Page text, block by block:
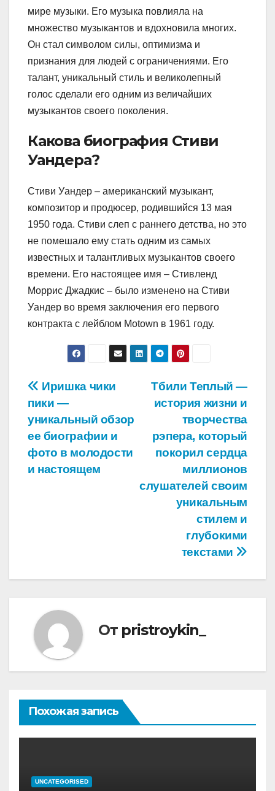
мире музыки. Его музыка повлияла на
множество музыкантов и вдохновила многих.
Он стал символом силы, оптимизма и
признания для людей с ограничениями. Его
талант, уникальный стиль и великолепный
голос сделали его одним из величайших
музыкантов своего поколения.
Какова биография Стиви
Уандера?
Стиви Уандер – американский музыкант,
композитор и продюсер, родившийся 13 мая
1950 года. Стиви слеп с раннего детства, но это
не помешало ему стать одним из самых
известных и талантливых музыкантов своего
времени. Его настоящее имя – Стивленд
Моррис Джадкис – было изменено на Стиви
Уандер во время заключения его первого
контракта с лейблом Motown в 1961 году.
Навигация
по
записям
Тбили Теплый —
история жизни и
творчества
рэпера, который
покорил сердца
миллионов
слушателей своим
уникальным
стилем и
глубокими
текстами
Иришка чики
пики —
уникальный обзор
ее биографии и
фото в молодости
и настоящем
От pristroykin_
Похожая запись
UNCATEGORISED